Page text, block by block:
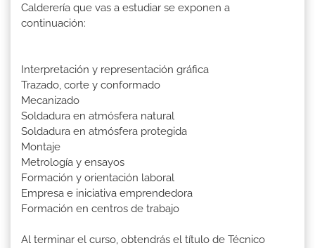
Calderería que vas a estudiar se exponen a
continuación:
Interpretación y representación gráfica
Trazado, corte y conformado
Mecanizado
Soldadura en atmósfera natural
Soldadura en atmósfera protegida
Montaje
Metrología y ensayos
Formación y orientación laboral
Empresa e iniciativa emprendedora
Formación en centros de trabajo
Al terminar el curso, obtendrás el título de Técnico